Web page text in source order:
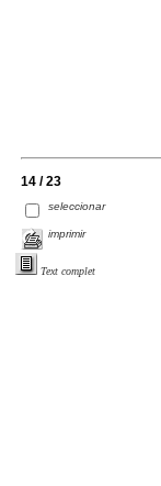
14 / 23
seleccionar
imprimir
Text complet